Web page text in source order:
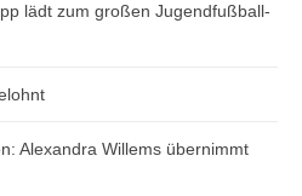
lädt zum großen Jugendfußball-
Alexandra Willems übernimmt